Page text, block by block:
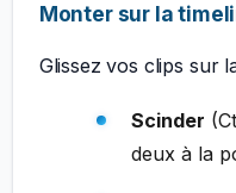
Monter sur la
Glissez vos clips sur
Scinder
deux à la